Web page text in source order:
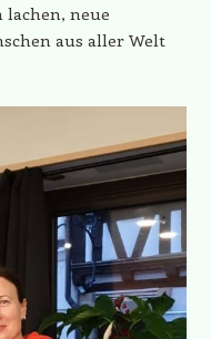
lachen, neue
aus aller Welt